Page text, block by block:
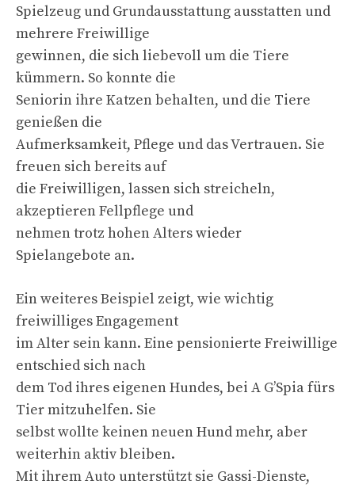
Spielzeug und Grundausstattung ausstatten und
mehrere Freiwillige
gewinnen, die sich liebevoll um die Tiere
kümmern. So konnte die
Seniorin ihre Katzen behalten, und die Tiere
genießen die
Aufmerksamkeit, Pflege und das Vertrauen. Sie
freuen sich bereits auf
die Freiwilligen, lassen sich streicheln,
akzeptieren Fellpflege und
nehmen trotz hohen Alters wieder
Spielangebote an.
Ein weiteres Beispiel zeigt, wie wichtig
freiwilliges Engagement
im Alter sein kann. Eine pensionierte Freiwillige
entschied sich nach
dem Tod ihres eigenen Hundes, bei A G’Spia fürs
Tier mitzuhelfen. Sie
selbst wollte keinen neuen Hund mehr, aber
weiterhin aktiv bleiben.
Mit ihrem Auto unterstützt sie Gassi-Dienste,